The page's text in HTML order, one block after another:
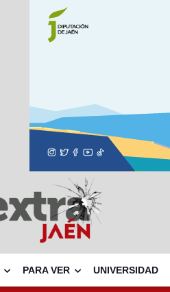
PARA VER UNIVERSIDAD